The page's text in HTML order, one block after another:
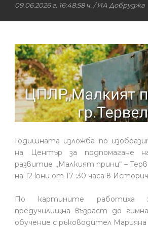
09.06.2026 г. 16:48:58 ч. /ИА Добруджа
Годишната изложба по
на Център за подпомагане
развитие „Малкият принц“ –
на 12 юни от 17 :30 часа в
По картините работиха
предучилищна възраст до
обучение с ръководител Марияна